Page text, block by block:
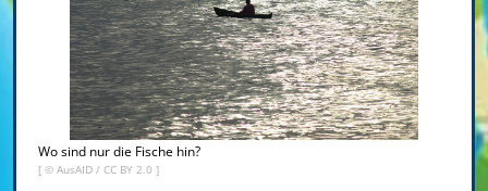
Wo sind nur die Fische hin?
[ © AusAID / CC BY 2.0 ]